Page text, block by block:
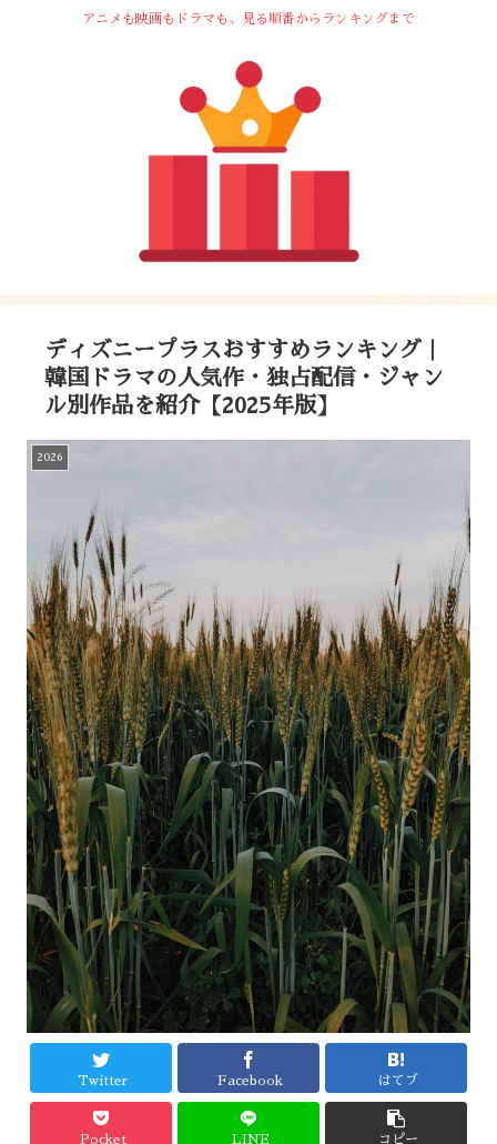
アニメも映画もドラマも、見る順番からランキングまで
ディズニープラスおすすめランキング｜
韓国ドラマの人気作・独占配信・ジャン
ル別作品を紹介【2025年版】
2026
Twitter Facebook はてブ
Pocket LINE コピー